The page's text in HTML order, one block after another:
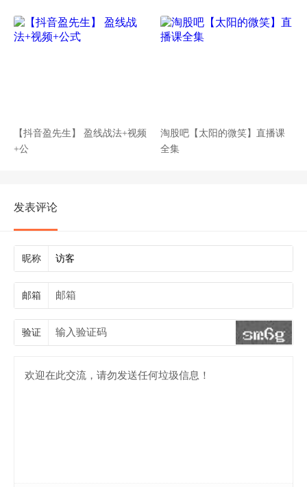
【抖音盈先生】 盈线战法+视频
+公
淘股吧【太阳的微笑】直播课
全集
发表评论
昵称
邮箱
验证